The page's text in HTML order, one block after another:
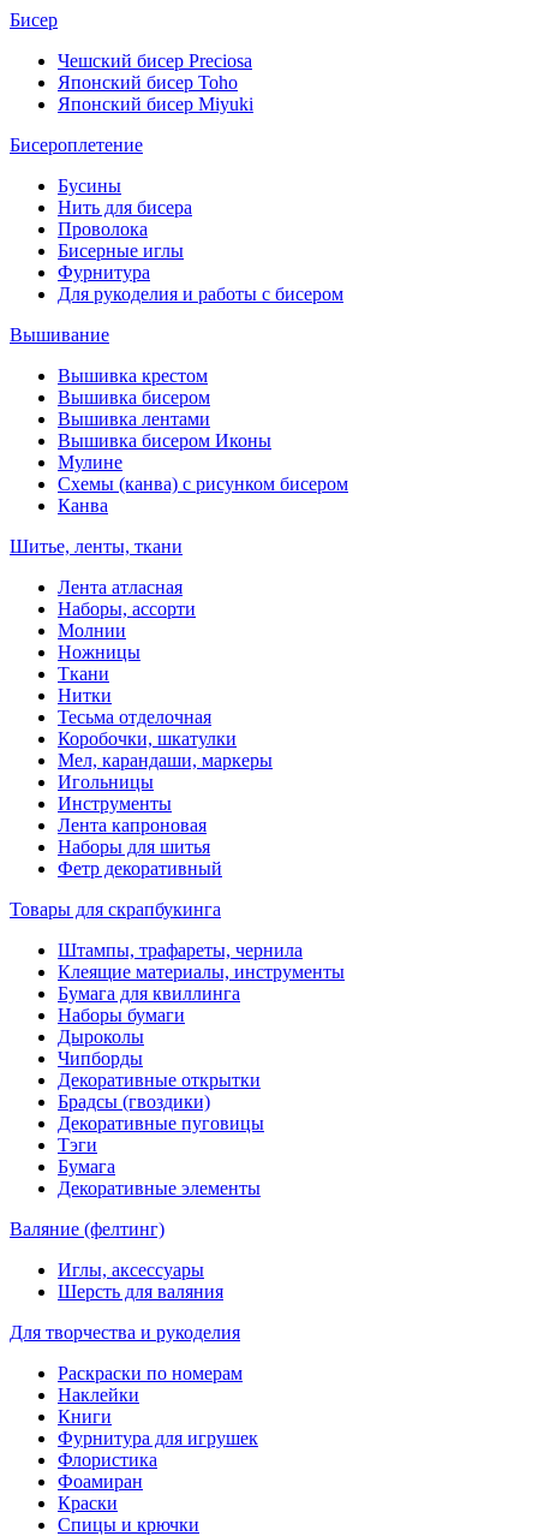
Бисер
Чешский бисер Preciosa
Японский бисер Toho
Японский бисер Miyuki
Бисероплетение
Бусины
Нить для бисера
Проволока
Бисерные иглы
Фурнитура
Для рукоделия и работы с бисером
Вышивание
Вышивка крестом
Вышивка бисером
Вышивка лентами
Вышивка бисером Иконы
Мулине
Схемы (канва) с рисунком бисером
Канва
Шитье, ленты, ткани
Лента атласная
Наборы, ассорти
Молнии
Ножницы
Ткани
Нитки
Тесьма отделочная
Коробочки, шкатулки
Мел, карандаши, маркеры
Игольницы
Инструменты
Лента капроновая
Наборы для шитья
Фетр декоративный
Товары для скрапбукинга
Штампы, трафареты, чернила
Клеящие материалы, инструменты
Бумага для квиллинга
Наборы бумаги
Дыроколы
Чипборды
Декоративные открытки
Брадсы (гвоздики)
Декоративные пуговицы
Тэги
Бумага
Декоративные элементы
Валяние (фелтинг)
Иглы, аксессуары
Шерсть для валяния
Для творчества и рукоделия
Раскраски по номерам
Наклейки
Книги
Фурнитура для игрушек
Флористика
Фоамиран
Краски
Спицы и крючки